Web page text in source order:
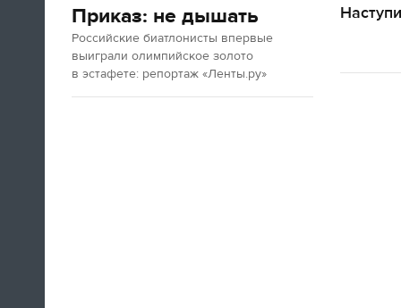
Приказ: не дышать
Российские биатлонисты впервые
выиграли олимпийское золото
в эстафете: репортаж «Ленты.ру»